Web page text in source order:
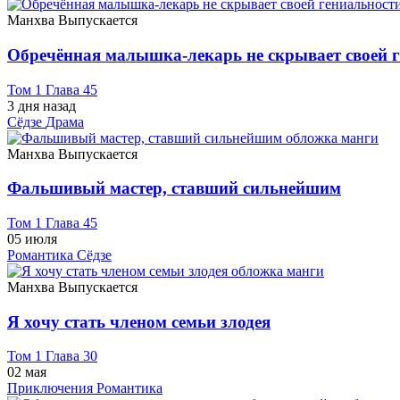
Манхва Выпускается
Обречённая малышка-лекарь не скрывает своей
Том 1 Глава 45
3 дня назад
Сёдзе Драма
Манхва Выпускается
Фальшивый мастер, ставший сильнейшим
Том 1 Глава 45
05 июля
Романтика Сёдзе
Манхва Выпускается
Я хочу стать членом семьи злодея
Том 1 Глава 30
02 мая
Приключения Романтика